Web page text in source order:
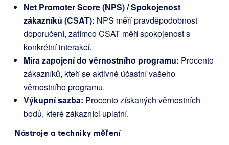
Net Promoter Score (NPS) / Spokojenost
zákazníků (CSAT): NPS měří pravděpodobnost
doporučení, zatímco CSAT měří spokojenost s
konkrétní interakcí.
Míra zapojení do věrnostního programu: Procento
zákazníků, kteří se aktivně účastní vašeho
věrnostního programu.
Výkupní sazba: Procento získaných věrnostních
bodů, které zákazníci uplatní.
Nástroje a techniky měření